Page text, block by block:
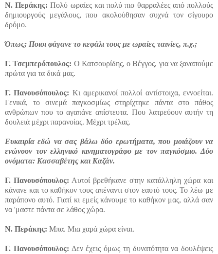
Ν. Περάκης: Πολύ ωραίες και πολύ πιο θαρραλέες από πολλούς
δημιουργούς μεγάλους, που ακολούθησαν συχνά τον σίγουρο
δρόμο.
Όπως; Ποιοι φάγανε το κεφάλι τους με ωραίες ταινίες, π.χ.;
Γ. Τσεμπερόπουλος: Ο Κατσουρίδης, ο Βέγγος, για να ξαναπούμε
πρώτα για τα δικά μας.
Γ. Πανουσόπουλος: Κι αμερικανοί πολλοί αντίστοιχα, εννοείται.
Γενικά, το σινεμά παγκοσμίως στηρίχτηκε πάντα στο πάθος
ανθρώπων που το αγαπάνε απίστευτα. Που λατρεύουν αυτήν τη
δουλειά μέχρι παρανοίας. Μέχρι τρέλας.
Ευκαιρία εδώ να σας βάλω δύο ερωτήματα, που μοιάζουν να
ενώνουν τον ελληνικό κινηματογράφο με τον παγκόσμιο. Δύο
ονόματα: Κασσαβέτης και Καζάν.
Γ. Πανουσόπουλος: Αυτοί βρεθήκανε στην κατάλληλη χώρα και
κάνανε και το καθήκον τους απέναντι στον εαυτό τους. Το λέω με
παράπονο αυτό. Γιατί κι εμείς κάνουμε το καθήκον μας, αλλά σαν
να 'μαστε πάντα σε λάθος χώρα.
Ν. Περάκης: Μπα. Μια χαρά χώρα είναι.
Γ. Πανουσόπουλος: Δεν έχεις όμως τη δυνατότητα να δουλέψεις